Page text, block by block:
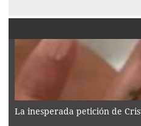
La inesperada petición de